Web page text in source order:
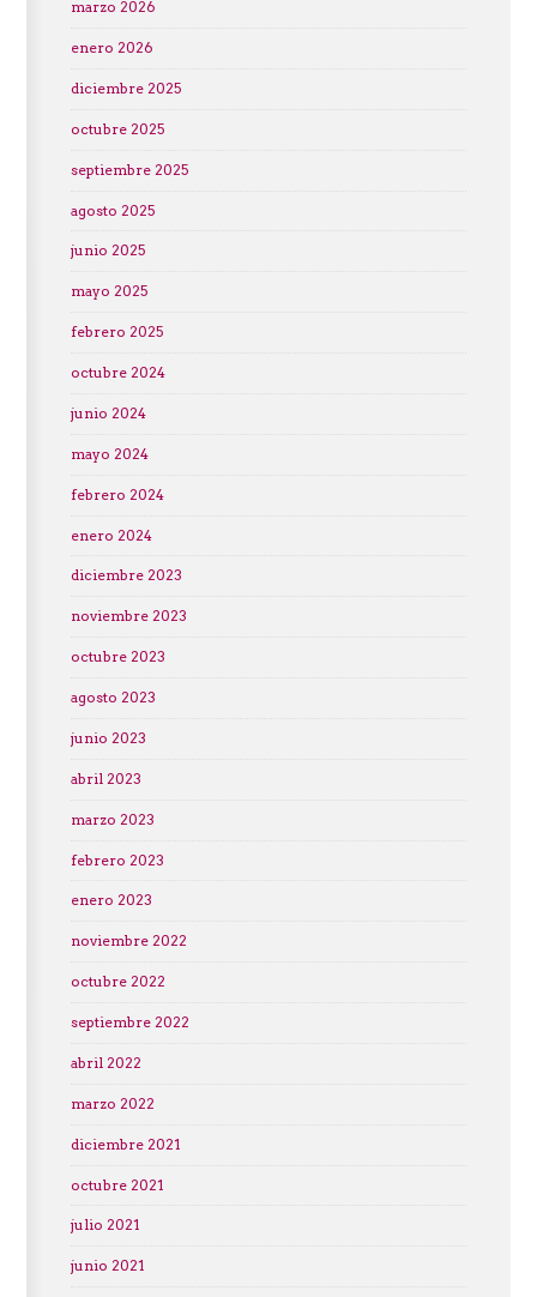
marzo 2026
enero 2026
diciembre 2025
octubre 2025
septiembre 2025
agosto 2025
junio 2025
mayo 2025
febrero 2025
octubre 2024
junio 2024
mayo 2024
febrero 2024
enero 2024
diciembre 2023
noviembre 2023
octubre 2023
agosto 2023
junio 2023
abril 2023
marzo 2023
febrero 2023
enero 2023
noviembre 2022
octubre 2022
septiembre 2022
abril 2022
marzo 2022
diciembre 2021
octubre 2021
julio 2021
junio 2021